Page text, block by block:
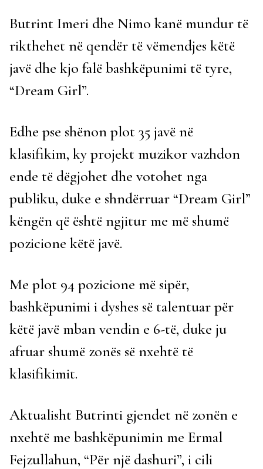
Butrint Imeri dhe Nimo kanë mundur të
rikthehet në qendër të vëmendjes këtë
javë dhe kjo falë bashkëpunimi të tyre,
“Dream Girl”.
Edhe pse shënon plot 35 javë në
klasifikim, ky projekt muzikor vazhdon
ende të dëgjohet dhe votohet nga
publiku, duke e shndërruar “Dream Girl”
këngën që është ngjitur me më shumë
pozicione këtë javë.
Me plot 94 pozicione më sipër,
bashkëpunimi i dyshes së talentuar për
këtë javë mban vendin e 6-të, duke ju
afruar shumë zonës së nxehtë të
klasifikimit.
Aktualisht Butrinti gjendet në zonën e
nxehtë me bashkëpunimin me Ermal
Fejzullahun, “Për një dashuri”, i cili